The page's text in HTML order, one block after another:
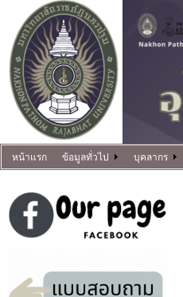
หน้าแรก ข้อมูลทั่วไป บุคลากร